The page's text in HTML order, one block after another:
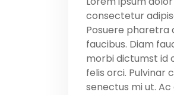
consectetur
Posuere pharetra
faucibus. Diam
morbi dictumst id
felis orci. Pulvinar
senectus mi ut. Ac